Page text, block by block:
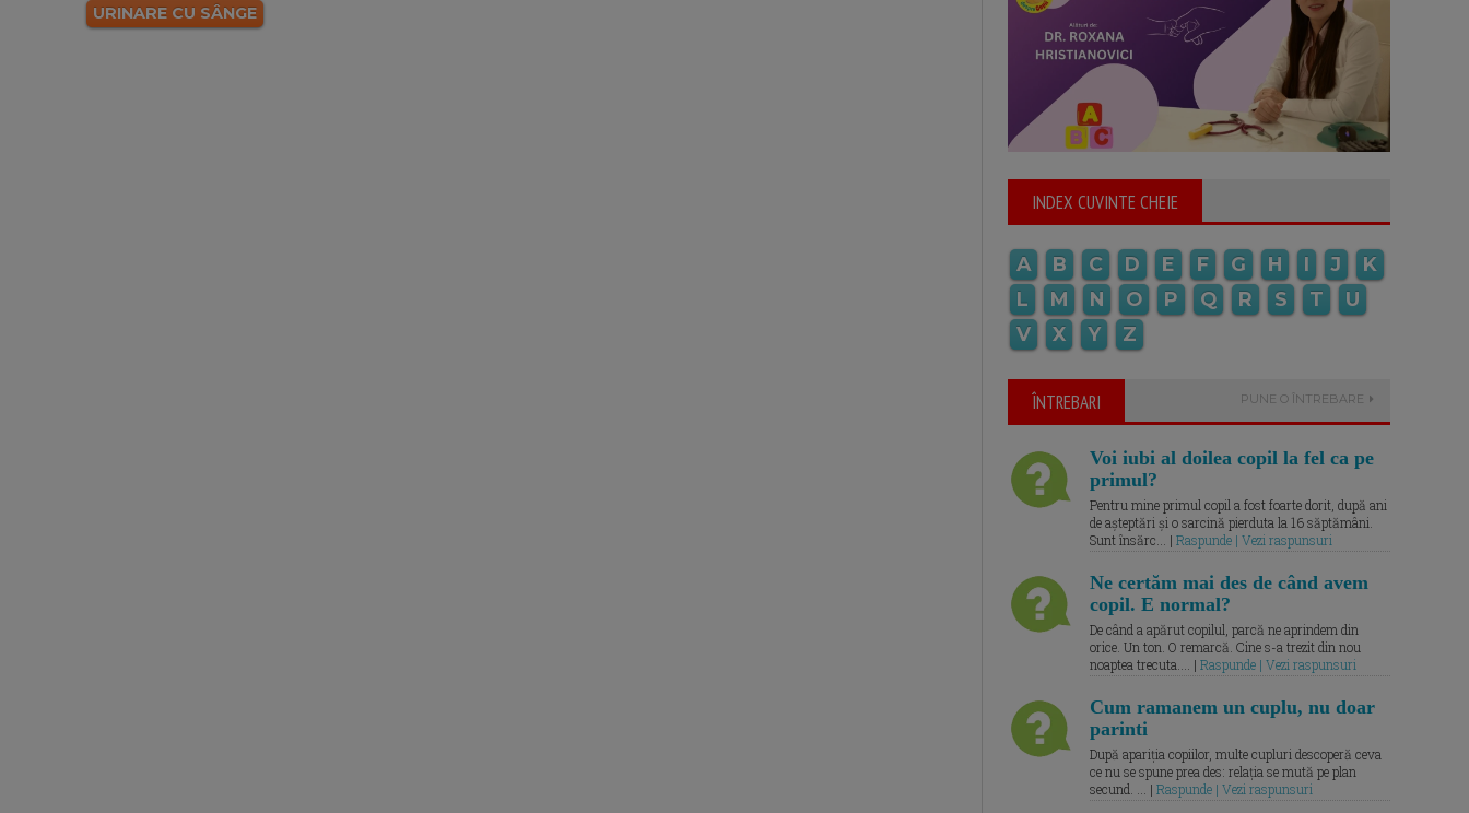
URINARE CU SÂNGE
INDEX CUVINTE CHEIE
A B C D E F G H I J
K
L
M N O P Q R S T
U
V
X Y Z
ÎNTREBARI PUNE O ÎNTREBARE
Voi iubi al doilea copil la fel ca pe
primul?
Pentru mine primul copil a fost foarte dorit, după ani
de așteptări și o sarcină pierduta la 16 săptămâni.
Sunt însărc... | Raspunde | Vezi raspunsuri
Ne certăm mai des de când avem
copil. E normal?
De când a apărut copilul, parcă ne aprindem din
orice. Un ton. O remarcă. Cine s-a trezit din nou
noaptea trecuta.... | Raspunde | Vezi raspunsuri
Cum ramanem un cuplu, nu doar
parinti
După apariția copiilor, multe cupluri descoperă ceva
ce nu se spune prea des: relația se mută pe plan
secund. ... | Raspunde | Vezi raspunsuri